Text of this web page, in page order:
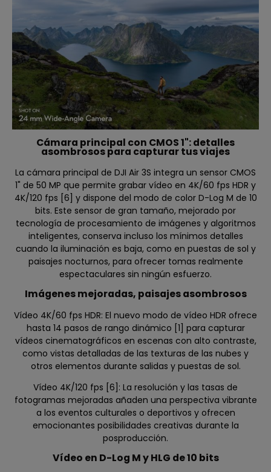
Cámara principal con CMOS 1": detalles
asombrosos para capturar tus viajes
La cámara principal de DJI Air 3S integra un sensor CMOS
1" de 50 MP que permite grabar vídeo en 4K/60 fps HDR y
4K/120 fps [6] y dispone del modo de color D-Log M de 10
bits. Este sensor de gran tamaño, mejorado por
tecnología de procesamiento de imágenes y algoritmos
inteligentes, conserva incluso los mínimos detalles
cuando la iluminación es baja, como en puestas de sol y
paisajes nocturnos, para ofrecer tomas realmente
espectaculares sin ningún esfuerzo.
Imágenes mejoradas, paisajes asombrosos
Vídeo 4K/60 fps HDR: El nuevo modo de vídeo HDR ofrece
hasta 14 pasos de rango dinámico [1] para capturar
vídeos cinematográficos en escenas con alto contraste,
como vistas detalladas de las texturas de las nubes y
otros elementos durante salidas y puestas de sol.
Vídeo 4K/120 fps [6]: La resolución y las tasas de
fotogramas mejoradas añaden una perspectiva vibrante
a los eventos culturales o deportivos y ofrecen
emocionantes posibilidades creativas durante la
posproducción.
Vídeo en D-Log M y HLG de 10 bits